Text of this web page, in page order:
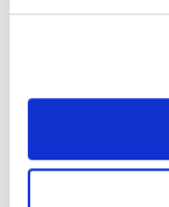
Par
32 % en
frontaliers
restreint